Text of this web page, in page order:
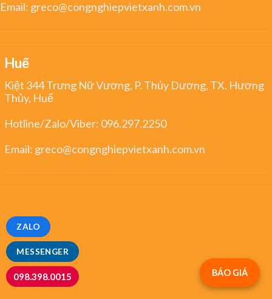
MESSENGER
ZALO
098.398.0015
Email: greco@congnghiepvietxanh.com.vn
Huế
Kiệt 344 Trưng Nữ Vương, P. Thủy Dương, TX. Hương
Thủy, Huế
Hotline/Zalo/Viber: 096.297.2250
Email: greco@congnghiepvietxanh.com.vn
BÁO GIÁ